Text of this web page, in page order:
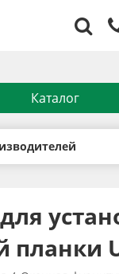
Каталог
планки